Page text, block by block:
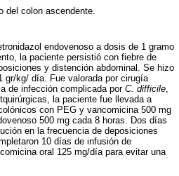
del colon ascendente.
endovenoso a dosis de 1 gramo
la paciente persistió con fiebre de
y distención abdominal. Se hizo
gr/kg/ día. Fue valorada por cirugía
de infección complicada por C. difficile,
la paciente fue llevada a
con PEG y vancomicina 500 mg
500 mg cada 8 horas. Dos días
en la frecuencia de deposiciones
10 días de infusión de
oral 125 mg/día para evitar una